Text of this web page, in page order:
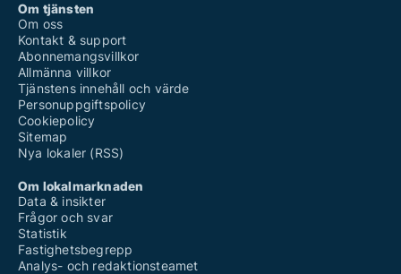
Om tjänsten
Om oss
Kontakt & support
Abonnemangsvillkor
Allmänna villkor
Tjänstens innehåll och värde
Personuppgiftspolicy
Cookiepolicy
Sitemap
Nya lokaler (RSS)
Om lokalmarknaden
Data & insikter
Frågor och svar
Statistik
Fastighetsbegrepp
Analys- och redaktionsteamet